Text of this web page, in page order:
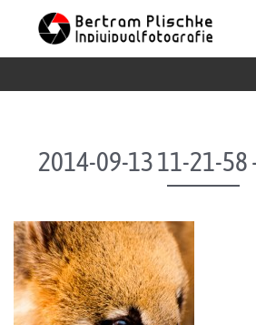
Skip to content
2014-09-13 11-21-58